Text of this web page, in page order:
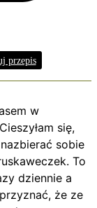
przepis
w
się,
sobie
To
dziennie a
że ze